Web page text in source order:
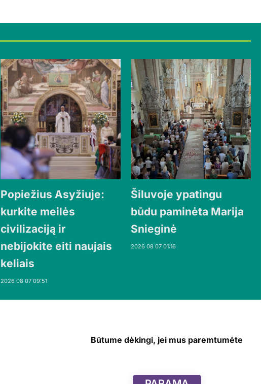
Popiežius Asyžiuje:
kurkite meilės
civilizaciją ir
nebijokite eiti naujais
keliais
2026 08 07 09:51
Šiluvoje ypatingu
būdu paminėta Marija
Snieginė
2026 08 07 01:16
Būtume dėkingi, jei mus paremtumėte